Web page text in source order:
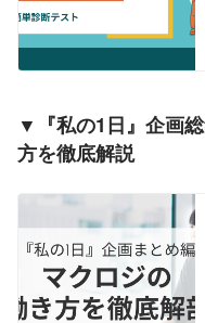
▼『私の1日』企画
方を徹底解説